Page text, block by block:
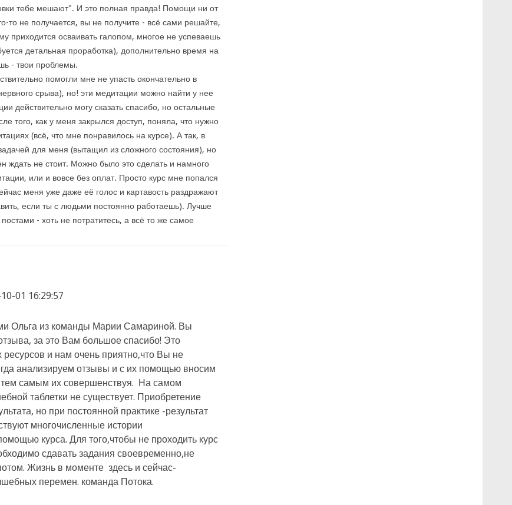
тебе мешают". И это полная правда! Помощи ни от
то не получается, вы не получите - всё сами решайте,
приходится осваивать галопом, многое не успеваешь
детальная проработка), дополнительно время на
- твои проблемы.
помогли мне не упасть окончательно в
срыва), но! эти медитации можно найти у нее
действительно могу сказать спасибо, но остальные
того, как у меня закрылся доступ, поняла, что нужно
(всё, что мне понравилось на курсе). А так, в
для меня (вытащил из сложного состояния), но
ждать не стоит. Можно было это сделать и намного
или и вовсе без оплат. Просто курс мне попался
меня уже даже её голос и картавость раздражают
если ты с людьми постоянно работаешь). Лучше
- хоть не потратитесь, а всё то же самое
01 16:29:57
Ольга из команды Марии Самариной. Вы
за это Вам большое спасибо! Это
ресурсов и нам очень приятно,что Вы не
анализируем отзывы и с их помощью вносим
самым их совершенствуя. На самом
таблетки не существует. Приобретение
но при постоянной практике -результат
многочисленные истории
курса. Для того,чтобы не проходить курс
сдавать задания своевременно,не
Жизнь в моменте здесь и сейчас-
перемен. команда Потока.